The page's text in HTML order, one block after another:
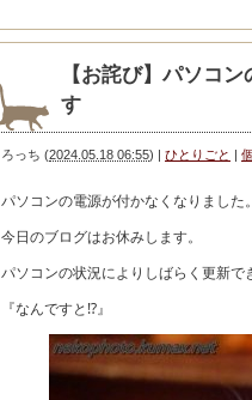
【お詫び】パソコ
す
ろっち (2024.05.18 06:55) | ひとりごと |
パソコンの電源が付かなくなりました。
今日のブログはお休みします。
パソコンの状況によりしばらく更新で
『なんですと⁉︎』